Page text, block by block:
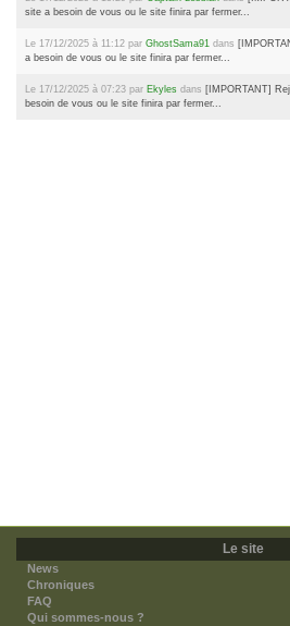
site a besoin de vous ou le site finira par fermer...
Le 17/12/2025 à 11:12 par GhostSama91 dans
a besoin de vous ou le site finira par fermer...
Le 17/12/2025 à 07:23 par Ekyles dans [IMPORTANT]
besoin de vous ou le site finira par fermer...
Le site
News
Chroniques
FAQ
Qui sommes-nous ?